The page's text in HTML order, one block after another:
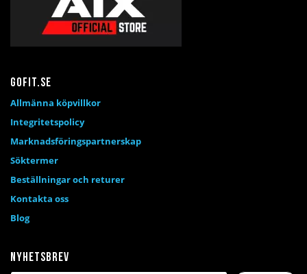
Nyhetsbrev
Gofit.se
Allmänna köpvillkor
Integritetspolicy
Marknadsföringspartnerskap
Söktermer
Beställningar och returer
Kontakta oss
Blog